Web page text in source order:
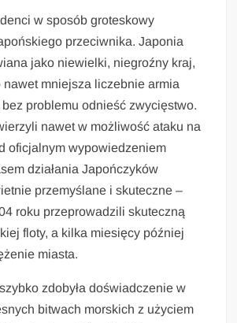
w sposób groteskowy
przeciwnika. Japonia
jako niewielki, niegroźny kraj,
nawet mniejsza liczebnie armia
bez problemu odnieść zwycięstwo.
nawet w możliwość ataku na
oficjalnym wypowiedzeniem
działania Japończyków
przemyślane i skuteczne –
roku przeprowadzili skuteczną
floty, a kilka miesięcy później
miasta.
zdobyła doświadczenie w
bitwach morskich z użyciem